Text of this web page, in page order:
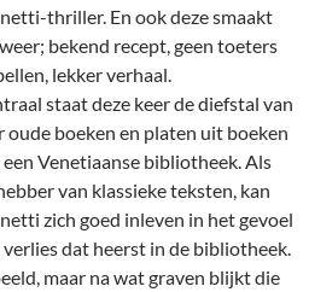
thriller. En ook deze smaakt
bekend recept, geen toeters
lekker verhaal.
staat deze keer de diefstal van
oude boeken en platen uit boeken
een Venetiaanse bibliotheek. Als
van klassieke teksten, kan
zich goed inleven in het gevoel
verlies dat heerst in de bibliotheek.
maar na wat graven blijkt die